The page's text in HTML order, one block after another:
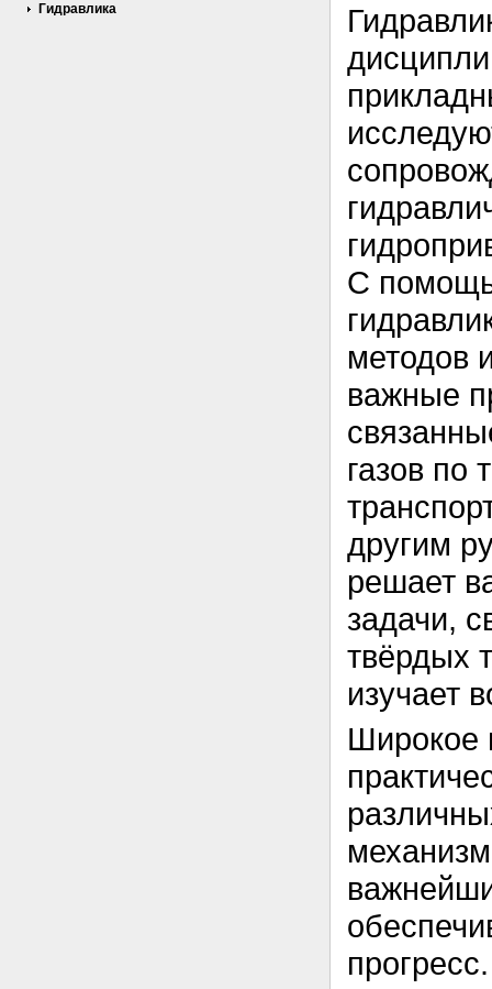
Гидравлика
С
методов
важные
газов по
другим
решает
задачи,
твёрдых
изучает
Широкое
прогресс.